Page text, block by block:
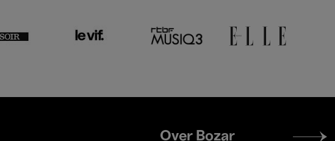
Footer
Over Bozar